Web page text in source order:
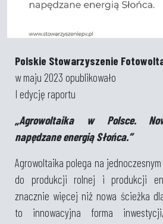
Polskie Stowarzyszenie
w maju 2023 opublikowało
I edycję raportu
„Agrowoltaika w Polsce.
napędzane energią Słońca.”
Agrowoltaika polega na
do produkcji rolnej i produkcji
znacznie więcej niż nowa ścieżka
to innowacyjna forma